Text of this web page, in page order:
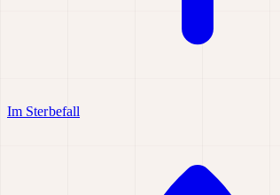
Im Sterbefall